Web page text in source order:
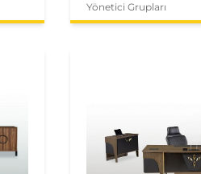
Yönetici Grupları